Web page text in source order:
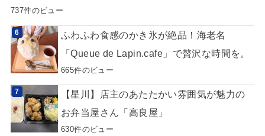
737件のビュー
ふわふわ食感のかき氷が絶品！海老名
「Queue de Lapin.cafe」で贅沢な時間を。
665件のビュー
【星川】店主のあたたかい雰囲気が魅力の
お弁当屋さん「高良屋」
630件のビュー